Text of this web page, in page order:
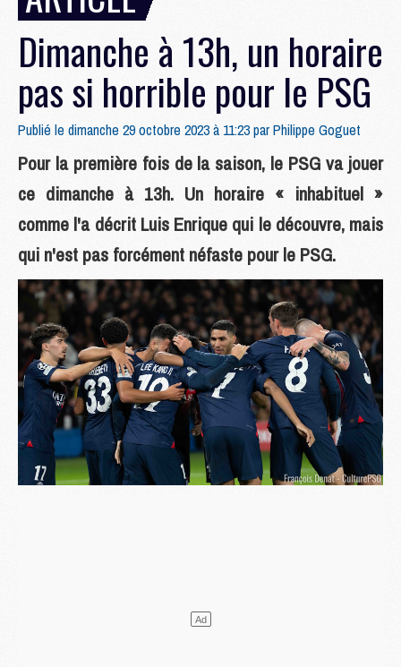
Dimanche à 13h, un horaire
pas si horrible pour le PSG
Publié le dimanche 29 octobre 2023 à 11:23 parPhilippe Goguet
Pour la première fois de la saison, le PSG va jouer
ce dimanche à 13h. Un horaire « inhabituel »
comme l'a décrit Luis Enrique qui le découvre, mais
qui n'est pas forcément néfaste pour le PSG.